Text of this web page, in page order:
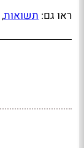
ראו גם: תשואות,